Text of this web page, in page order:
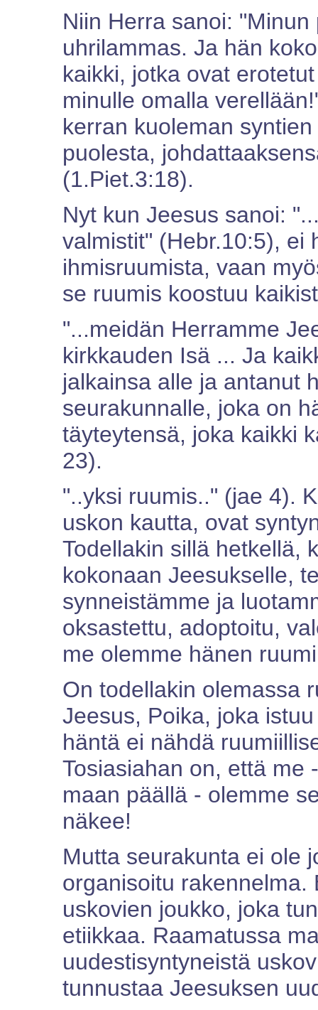
Niin Herra sanoi:
uhrilammas. Ja hän
kaikki, jotka ovat
minulle omalla
kerran kuoleman
puolesta,
(1.Piet.3:18).
Nyt kun Jeesus sanoi:
valmistit" (Hebr.10:5), ei
ihmisruumista, vaan
se ruumis koostuu
"...meidän Herramme
kirkkauden Isä ... Ja
jalkainsa alle ja antanut
seurakunnalle, joka on
täyteytensä, joka kaikki
23).
"..yksi ruumis.." (jae 4).
uskon kautta, ovat
Todellakin sillä hetkellä,
kokonaan Jeesukselle,
synneistämme ja
oksastettu, adoptoitu,
me olemme hänen
On todellakin olemassa
Jeesus, Poika, joka
häntä ei nähdä
Tosiasiahan on, että me
maan päällä - olemme
näkee!
Mutta seurakunta ei ole
organisoitu rakennelma.
uskovien joukko, joka
etiikkaa. Raamatussa
uudestisyntyneistä
tunnustaa Jeesuksen